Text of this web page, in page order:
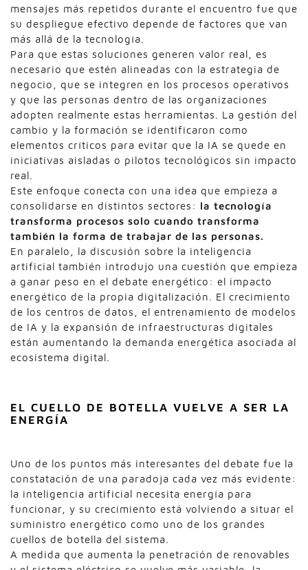
mensajes más repetidos durante el encuentro fue que
su despliegue efectivo depende de factores que van
más allá de la tecnología.
Para que estas soluciones generen valor real, es
necesario que estén alineadas con la estrategia de
negocio, que se integren en los procesos operativos
y que las personas dentro de las organizaciones
adopten realmente estas herramientas. La gestión del
cambio y la formación se identificaron como
elementos críticos para evitar que la IA se quede en
iniciativas aisladas o pilotos tecnológicos sin impacto
real.
Este enfoque conecta con una idea que empieza a
consolidarse en distintos sectores: la tecnología
transforma procesos solo cuando transforma
también la forma de trabajar de las personas.
En paralelo, la discusión sobre la inteligencia
artificial también introdujo una cuestión que empieza
a ganar peso en el debate energético: el impacto
energético de la propia digitalización. El crecimiento
de los centros de datos, el entrenamiento de modelos
de IA y la expansión de infraestructuras digitales
están aumentando la demanda energética asociada al
ecosistema digital.
EL CUELLO DE BOTELLA VUELVE A SER LA
ENERGÍA
Uno de los puntos más interesantes del debate fue la
constatación de una paradoja cada vez más evidente:
la inteligencia artificial necesita energía para
funcionar, y su crecimiento está volviendo a situar el
suministro energético como uno de los grandes
cuellos de botella del sistema.
A medida que aumenta la penetración de renovables